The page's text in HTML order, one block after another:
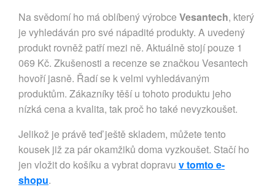
Na svědomí ho má oblíbený výrobce Vesantech, který
je vyhledáván pro své nápadité produkty. A uvedený
produkt rovněž patří mezi ně. Aktuálně stojí pouze 1
069 Kč. Zkušenosti a recenze se značkou Vesantech
hovoří jasně. Řadí se k velmi vyhledávaným
produktům. Zákazníky těší u tohoto produktu jeho
nízká cena a kvalita, tak proč ho také nevyzkoušet.
Jelikož je právě teď ještě skladem, můžete tento
kousek již za pár okamžiků doma vyzkoušet. Stačí ho
jen vložit do košíku a vybrat dopravu v tomto e-
shopu.